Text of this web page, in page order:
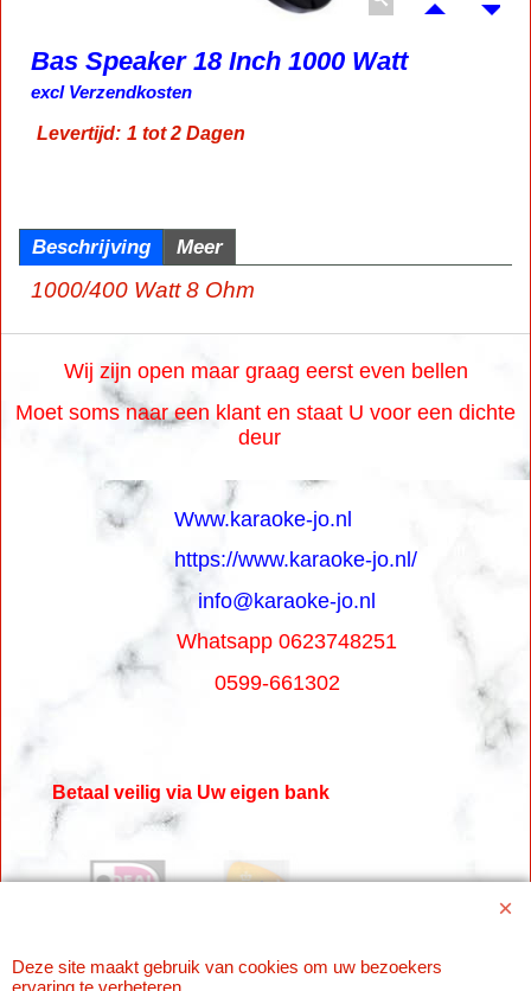
Bas Speaker 18 Inch 1000 Watt
excl Verzendkosten
Levertijd: 1 tot 2 Dagen
Beschrijving Meer
1000/400 Watt 8 Ohm
Wij zijn open maar graag eerst even bellen
Moet soms naar een klant en staat U voor een dichte
deur
Www.karaoke-jo.nl
https://www.karaoke-jo.nl/
info@karaoke-jo.nl
Whatsapp 0623748251
0599-661302
Betaal veilig via Uw eigen bank
Deze site maakt gebruik van cookies om uw bezoekers